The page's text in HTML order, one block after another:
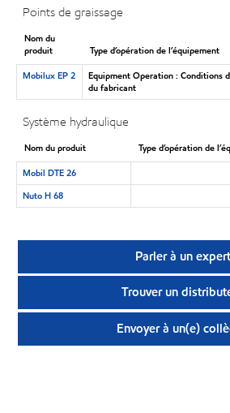
Points de graissage
Nom du
produit
Type d’opération de l’équipement
Mobilux EP 2
Equipment Operation : Conditions
du fabricant
Système hydraulique
Nom du produit
Type d’opération de
Mobil DTE 26
Nuto H 68
Parler à un expert
Trouver un
Envoyer à un(e)